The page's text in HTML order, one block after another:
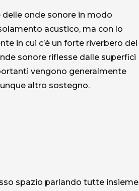
onde sonore in modo
acustico, ma con lo
in cui c’è un forte riverbero del
sonore riflesse dalle superfici
vengono generalmente
altro sostegno.
spazio parlando tutte insieme